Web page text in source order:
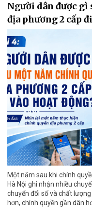
Người dân được gì
địa phương 2 cấp
Một năm sau khi chính
Hà Nội ghi nhận nhiều
chuyển đổi số và chất
hơn, chính quyền gần dân